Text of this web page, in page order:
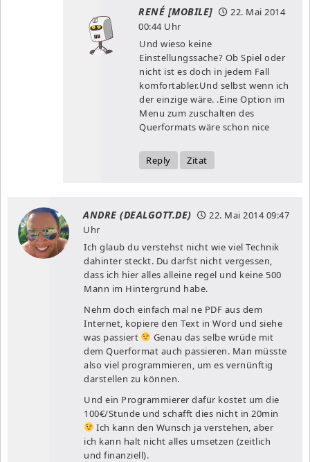
RENÉ [MOBILE]
22. Mai 2014
00:44 Uhr
Und wieso keine
Einstellungssache? Ob Spiel oder
nicht ist es doch in jedem Fall
komfortabler.Und selbst wenn ich
der einzige wäre. .Eine Option im
Menu zum zuschalten des
Querformats wäre schon nice
Reply Zitat
ANDRE (DEALGOTT.DE) 22. Mai 201409:47
Uhr
Ich glaub du verstehst nicht wie viel Technik
dahinter steckt. Du darfst nicht vergessen,
dass ich hier alles alleine regel und keine 500
Mann im Hintergrund habe.
Nehm doch einfach mal ne PDF aus dem
Internet, kopiere den Text in Word und siehe
was passiert
Genau das selbe wrüde mit
dem Querformat auch passieren. Man müsste
also viel programmieren, um es vernünftig
darstellen zu können.
Und ein Programmierer dafür kostet um die
100€/Stunde und schafft dies nicht in 20min
Ich kann den Wunsch ja verstehen, aber
ich kann halt nicht alles umsetzen (zeitlich
und finanziell).